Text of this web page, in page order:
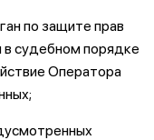
по защите прав
в судебном порядке
Оператора